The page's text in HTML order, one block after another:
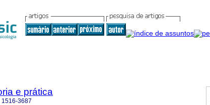
e prática
1516-3687